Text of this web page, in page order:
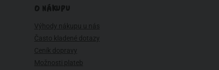
O NÁKUPU
Výhody nákupu u nás
Často kladené dotazy
Ceník dopravy
Možnosti plateb